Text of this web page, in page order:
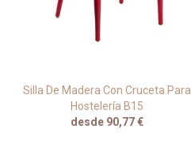
Silla De Madera Con Cruceta Para
Hostelería B15
desde 90,77 €